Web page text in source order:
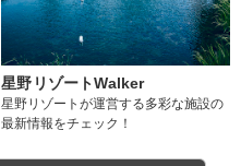
星野リゾートWalker
星野リゾートが運営する多彩な施設の
最新情報をチェック！